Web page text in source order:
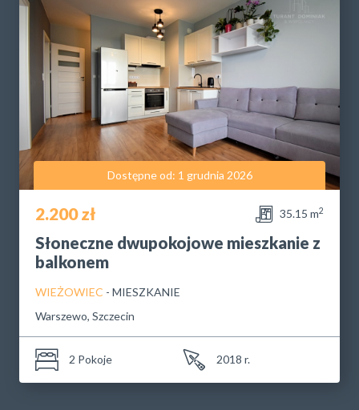
Dostępne od: 1 grudnia 2026
2.200 zł 35.15 m2
Słoneczne dwupokojowe mieszkanie z
balkonem
WIEŻOWIEC - MIESZKANIE
Warszewo, Szczecin
2 Pokoje 2018 r.